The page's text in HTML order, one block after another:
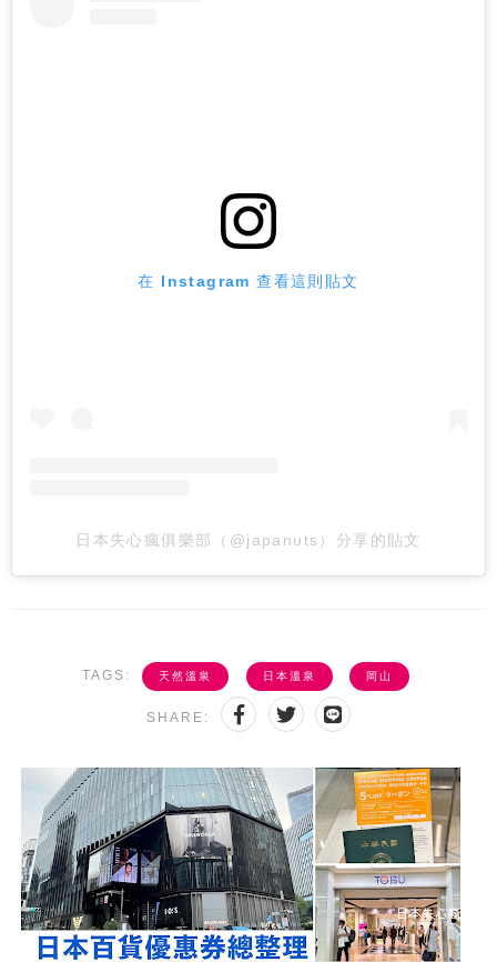
在 Instagram 查看這則貼文
日本失心瘋俱樂部（@japanuts）分享的貼文
TAGS: 天然溫泉 日本溫泉 岡山
SHARE: